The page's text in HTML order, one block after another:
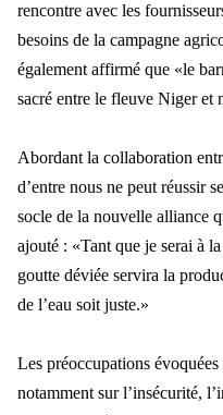
rencontre avec les
besoins de la campagne
également affirmé que «le
sacré entre le fleuve Niger et
Abordant la collaboration
d’entre nous ne peut réussir
socle de la nouvelle alliance
ajouté : «Tant que je serai à
goutte déviée servira la
de l’eau soit juste.»
Les préoccupations
notamment sur l’insécurité,